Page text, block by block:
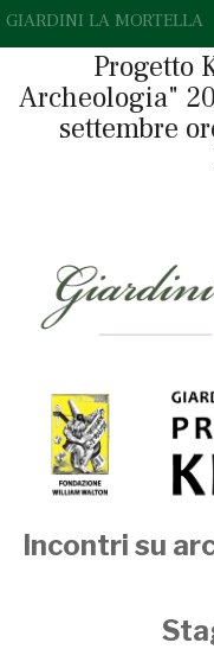
GIARDINI LA MORTELLA
Progetto
Archeologia"
settembre
Incontri su